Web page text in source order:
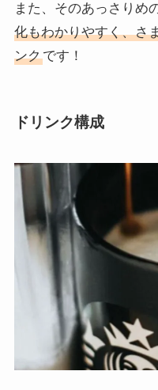
また、そのあっさりめ
化もわかりやすく、さ
ンクです！
ドリンク構成